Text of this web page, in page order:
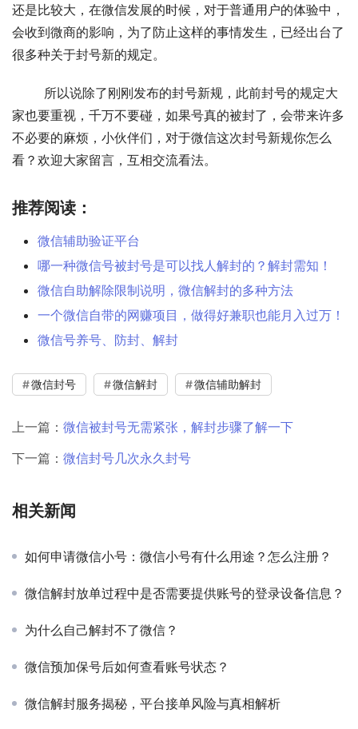
还是比较大，在微信发展的时候，对于普通用户的体验中，
会收到微商的影响，为了防止这样的事情发生，已经出台了
很多种关于封号新的规定。
家也要重视，千万不要碰，如果号真的被封了，会带来许多
不必要的麻烦，小伙伴们，对于微信这次封号新规你怎么
看？欢迎大家留言，互相交流看法。
推荐阅读：
微信辅助验证平台
哪一种微信号被封号是可以找人解封的？解封需知！
微信自助解除限制说明，微信解封的多种方法
一个微信自带的网赚项目，做得好兼职也能月入过万！
微信号养号、防封、解封
微信封号 微信解封 微信辅助解封
上一篇： 微信被封号无需紧张，解封步骤了解一下
下一篇： 微信封号几次永久封号
相关新闻
如何申请微信小号：微信小号有什么用途？怎么注册？
微信解封放单过程中是否需要提供账号的登录设备信息？
为什么自己解封不了微信？
微信预加保号后如何查看账号状态？
微信解封服务揭秘，平台接单风险与真相解析